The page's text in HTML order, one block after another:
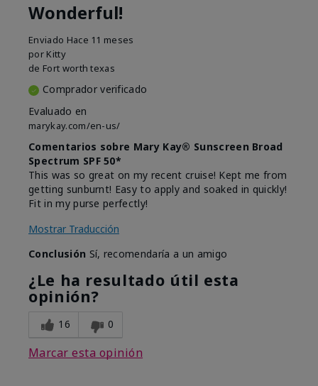
Wonderful!
Enviado Hace 11 meses
por Kitty
de Fort worth texas
Comprador verificado
Evaluado en
marykay.com/en-us/
Comentarios sobre Mary Kay® Sunscreen Broad
Spectrum SPF 50*
This was so great on my recent cruise! Kept me from
getting sunburnt! Easy to apply and soaked in quickly!
Fit in my purse perfectly!
Mostrar Traducción
Conclusión Sí, recomendaría a un amigo
¿Le ha resultado útil esta
opinión?
16 0
Marcar esta opinión